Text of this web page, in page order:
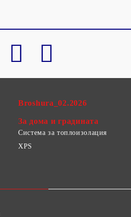
Broshura_02.2026
За дома и градината
Система за топлоизолация
XPS